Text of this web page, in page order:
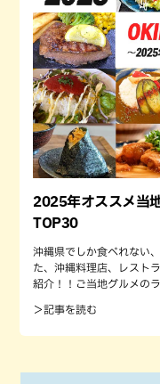
2025年オススメ当
TOP30
沖縄県でしか食べれない
た、沖縄料理店、レスト
紹介！！ご当地グルメの
＞記事を読む